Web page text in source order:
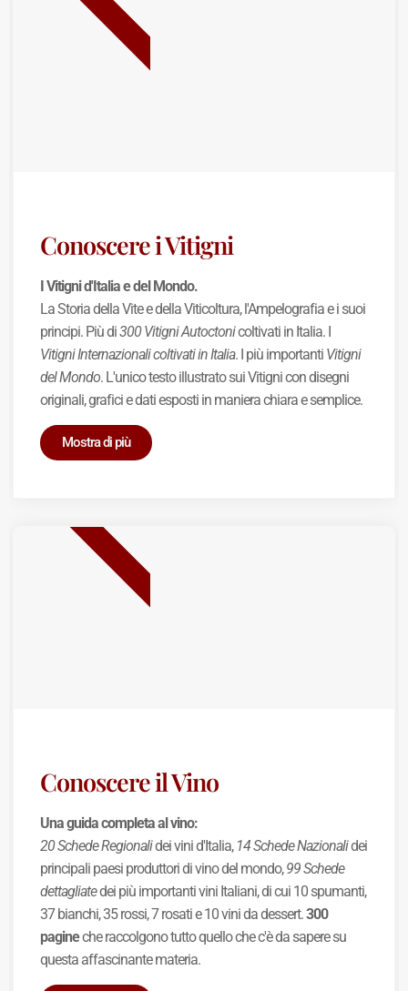
Conoscere i Vitigni
I Vitigni d'Italia e del Mondo.
La Storia della Vite e della Viticoltura, l'Ampelografia e i suoi
principi. Più di300 Vitigni Autoctonicoltivati in Italia. I
Vitigni Internazionali coltivati in Italia. I più importanti Vitigni
del Mondo. L'unico testo illustrato sui Vitigni con disegni
originali, grafici e dati esposti in maniera chiara e semplice.
Mostra di più
NUOVA USCITA
Conoscere il Vino
Una guida completa al vino:
20 Schede Regionalidei vini d'Italia, 14 Schede Nazionalidei
principali paesi produttori di vino del mondo,99 Schede
dettagliatedei più importanti vini Italiani, di cui 10 spumanti,
37 bianchi, 35 rossi, 7 rosati e 10 vini da dessert.300
pagineche raccolgono tutto quello che c'è da sapere su
questa affascinante materia.
BEST SELLER